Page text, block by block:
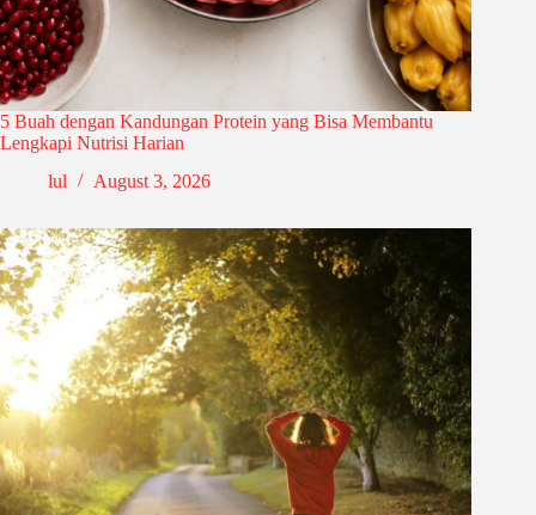
5 Buah dengan Kandungan Protein yang Bisa Membantu
Lengkapi Nutrisi Harian
lul
August 3, 2026